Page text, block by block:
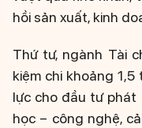
hồi sản xuất, kinh
Thứ tư, ngành Tài
kiệm chi khoảng
lực cho đầu tư phát
học – công nghệ,